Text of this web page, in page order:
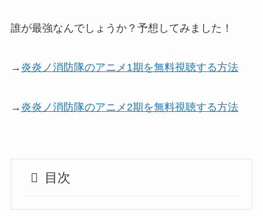
誰が最強なんでしょうか？予想してみました！
→ 炎炎ノ消防隊のアニメ1期を無料視聴する方法
→ 炎炎ノ消防隊のアニメ2期を無料視聴する方法
目次